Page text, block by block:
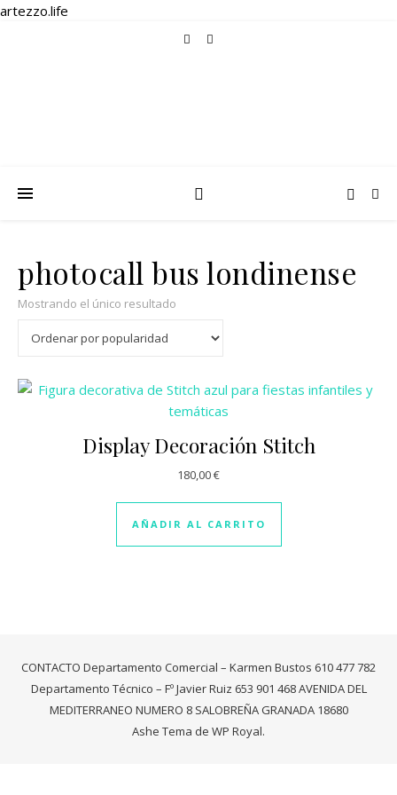
artezzo.life
photocall bus londinense
Mostrando el único resultado
Display Decoración Stitch
180,00€
AÑADIR AL CARRITO
CONTACTO Departamento Comercial – Karmen Bustos 610 477 782
Departamento Técnico – Fº Javier Ruiz 653 901 468 AVENIDA DEL
MEDITERRANEO NUMERO 8 SALOBREÑA GRANADA 18680
Ashe Tema de WP Royal.